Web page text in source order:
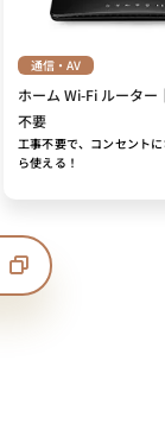
通信・AV
ホーム Wi-Fi ルータ
不要
工事不要で、コンセント
ら使える！